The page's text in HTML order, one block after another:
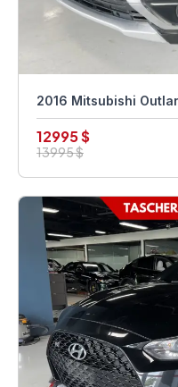
2016 Mitsubishi
12995 $
13995 $